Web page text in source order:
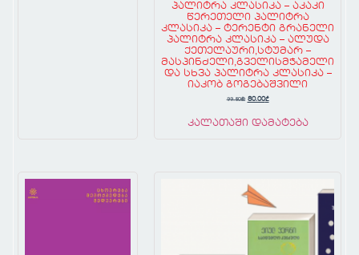
პალიტრა კლასიკა – აკაკი
წერეთელი პალიტრა
კლასიკა – ტერენტი გრანელი
პალიტრა კლასიკა – ალუდა
ქეთელაური,სტუმარ –
მასპინძელი,გველისმჭამელი
და სხვა პალიტრა კლასიკა –
იაკობ გოგებაშვილი
99.80₾ 80.00₾
კალათაში დამატება